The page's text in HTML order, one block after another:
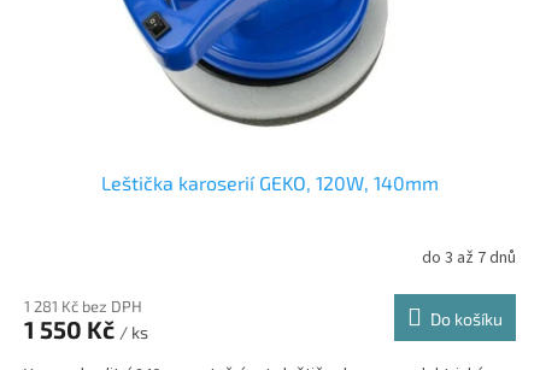
Leštička karoserií GEKO, 120W, 140mm
do 3 až 7 dnů
1 281 Kč bez DPH
1 550 Kč / ks
Do košíku